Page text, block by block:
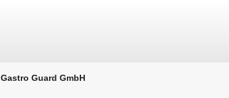
Gastro Guard GmbH